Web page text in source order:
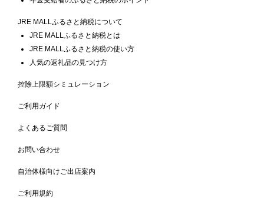
JRE MALLふるさと納税について
JRE MALLふるさと納税とは
JRE MALLふるさと納税の使い方
人気の返礼品の見つけ方
控除上限額シミュレーション
ご利用ガイド
よくあるご質問
お問い合わせ
自治体様向けご出店案内
ご利用規約